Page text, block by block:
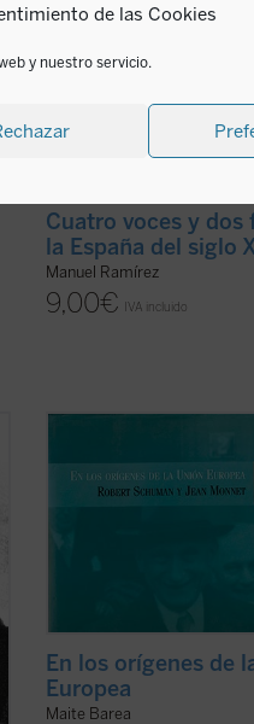
de las Cookies
y nuestro servicio.
Cuatro voces y dos
la España del siglo
Manuel Ramírez
9,00€ IVA incluido
la costumbre de utilizarla"
Schuman.
libro sobre los personajes
En los orígenes de
Europea
Maite Barea